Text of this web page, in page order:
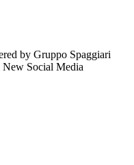
by Gruppo Spaggiari
Social Media